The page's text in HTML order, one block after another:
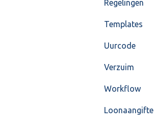
Regelingen
Templates
Uurcode
Verzuim
Workflow
Loonaangifte